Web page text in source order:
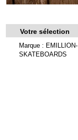
Votre sélection
Marque : EMILLION-
SKATEBOARDS